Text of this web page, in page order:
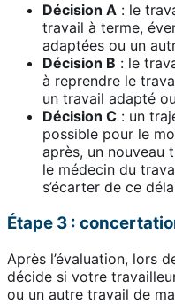
Décision A : le
travail à terme,
adaptées ou un
Décision B : le
à reprendre le
un travail adapté
Décision C : un
possible pour le
après, un nouveau
le médecin du
s’écarter de ce
Étape 3 :
Après l’évaluation, lors
décide si votre
ou un autre travail de